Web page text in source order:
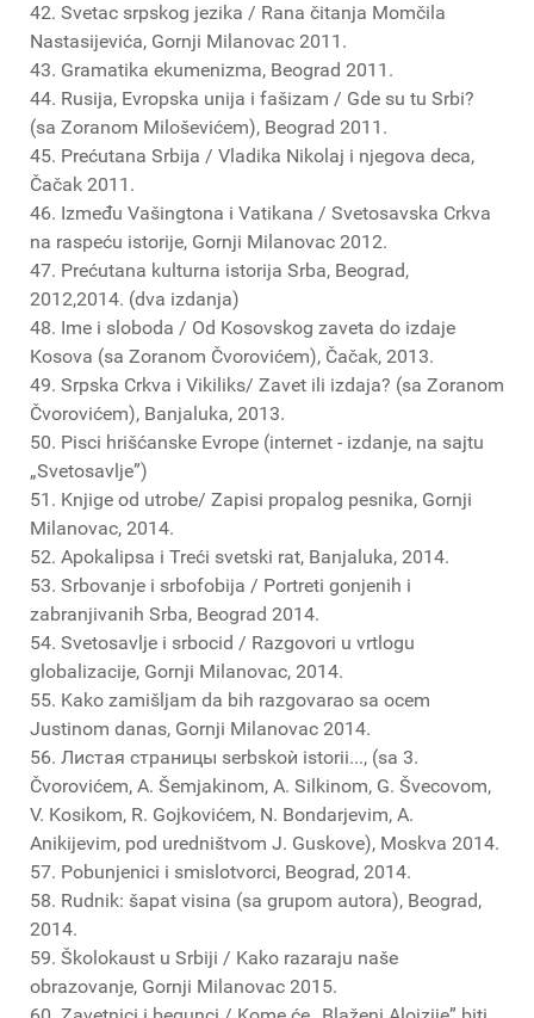
42. Svetac srpskog jezika / Rana čitanja Momčila
Nastasijevića, Gornji Milanovac 2011.
43. Gramatika ekumenizma, Beograd 2011.
44. Rusija, Evropska unija i fašizam / Gde su tu Srbi?
(sa Zoranom Miloševićem), Beograd 2011.
45. Prećutana Srbija / Vladika Nikolaj i njegova deca,
Čačak 2011.
46. Između Vašingtona i Vatikana / Svetosavska Crkva
na raspeću istorije, Gornji Milanovac 2012.
47. Prećutana kulturna istorija Srba, Beograd,
2012,2014. (dva izdanja)
48. Ime i sloboda / Od Kosovskog zaveta do izdaje
Kosova (sa Zoranom Čvorovićem), Čačak, 2013.
49. Srpska Crkva i Vikiliks/ Zavet ili izdaja? (sa Zoranom
Čvorovićem), Banjaluka, 2013.
50. Pisci hrišćanske Evrope (internet - izdanje, na sajtu
„Svetosavlje”)
51. Knjige od utrobe/ Zapisi propalog pesnika, Gornji
Milanovac, 2014.
52. Apokalipsa i Treći svetski rat, Banjaluka, 2014.
53. Srbovanje i srbofobija / Portreti gonjenih i
zabranjivanih Srba, Beograd 2014.
54. Svetosavlje i srbocid / Razgovori u vrtlogu
globalizacije, Gornji Milanovac, 2014.
55. Kako zamišljam da bih razgovarao sa ocem
Justinom danas, Gornji Milanovac 2014.
56. Листая страницы serbskoѝ istorii..., (sa 3.
Čvorovićem, A. Šemjakinom, A. Silkinom, G. Švecovom,
V. Kosikom, R. Gojkovićem, N. Bondarjevim, A.
Anikijevim, pod uredništvom J. Guskove), Moskva 2014.
57. Pobunjenici i smislotvorci, Beograd, 2014.
58. Rudnik: šapat visina (sa grupom autora), Beograd,
2014.
59. Školokaust u Srbiji / Kako razaraju naše
obrazovanje, Gornji Milanovac 2015.